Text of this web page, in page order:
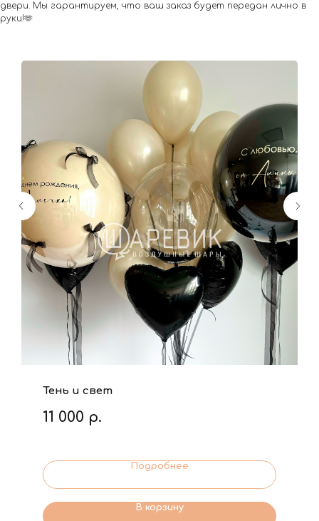
двери. Мы гарантируем, что ваш заказ будет передан лично в
руки!🫶
Тень и свет
11 000 р.
Подробнее
В корзину